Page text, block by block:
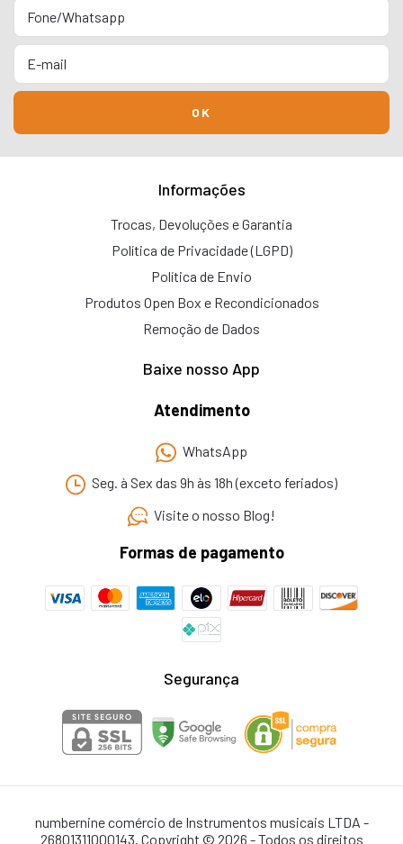
Informações
Trocas, Devoluções e Garantia
Política de Privacidade (LGPD)
Política de Envio
Produtos Open Box e Recondicionados
Remoção de Dados
Baixe nosso App
Atendimento
WhatsApp
Seg. à Sex das 9h às 18h (exceto feriados)
Visite o nosso Blog!
Formas de pagamento
Segurança
numbernine comércio de Instrumentos musicais LTDA -
26801311000143. Copyright © 2026 - Todos os direitos